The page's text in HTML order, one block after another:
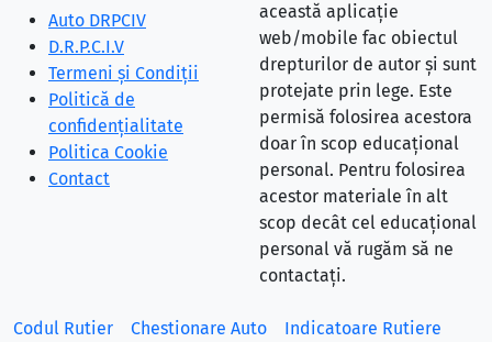
Auto DRPCIV
D.R.P.C.I.V
Termeni și Condiții
Politică de
confidențialitate
Politica Cookie
Contact
această aplicație
web/mobile fac obiectul
drepturilor de autor și sunt
protejate prin lege. Este
permisă folosirea acestora
doar în scop educațional
personal. Pentru folosirea
acestor materiale în alt
scop decât cel educațional
personal vă rugăm să ne
contactați.
Codul Rutier Chestionare Auto Indicatoare Rutiere